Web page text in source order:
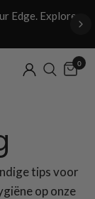
Edge. Explore
0
tips voor
op onze